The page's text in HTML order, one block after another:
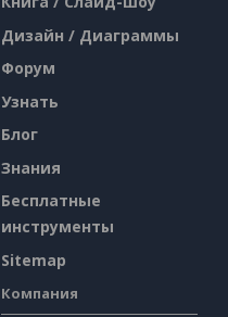
Дизайн / Диаграммы
Форум
Узнать
Блог
Знания
Бесплатные
инструменты
Sitemap
Компания